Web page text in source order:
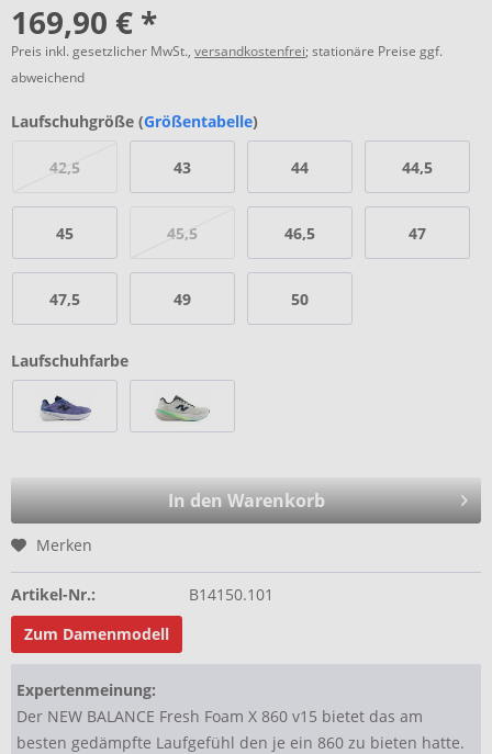
169,90 € *
Preis inkl. gesetzlicher MwSt., versandkostenfrei; stationäre Preise ggf.
abweichend
Laufschuhgröße (Größentabelle)
42,5 43 44 44,5
45 45,5 46,5 47
47,5 49 50
Laufschuhfarbe
In den Warenkorb
Merken
Artikel-Nr.:
B14150.101
Zum Damenmodell
Expertenmeinung:
Der NEW BALANCE Fresh Foam X 860 v15 bietet das am
besten gedämpfte Laufgefühl den je ein 860 zu bieten hatte.